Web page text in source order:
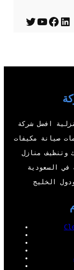
T
r
Y
e
F
o
k
L
d
I
n
افضل شركة
صيانة مكيفات
وتنظيف منازل
في السعودية
الخليج